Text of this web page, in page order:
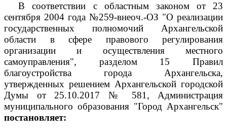
В соответствии с областным законом от 23
сентября 2004 года №259-внеоч.-ОЗ "О реализации
государственных полномочий Архангельской
области в сфере правового регулирования
организации и осуществления местного
самоуправления", разделом 15 Правил
благоустройства города Архангельска,
утвержденных решением Архангельской городской
Думы от 25.10.2017 № 581, Администрация
муниципального образования "Город Архангельск"
постановляет: